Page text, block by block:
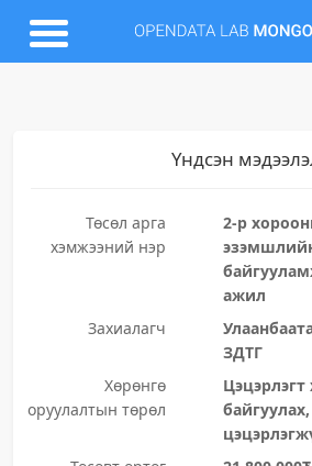
Үндсэн
Төсөл арга
хэмжээний нэр
2-р
ажил
Захиалагч
ЗДТГ
Хөрөнгө
оруулалтын төрөл
Цэцэрлэгт